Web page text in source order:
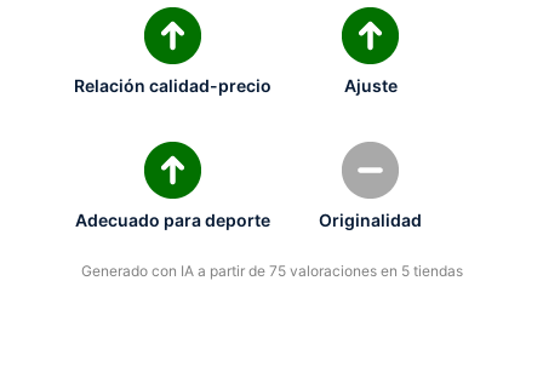
Relación calidad-precio Ajuste
Adecuado para deporte Originalidad
Generado con IA a partir de 75 valoraciones en 5 tiendas